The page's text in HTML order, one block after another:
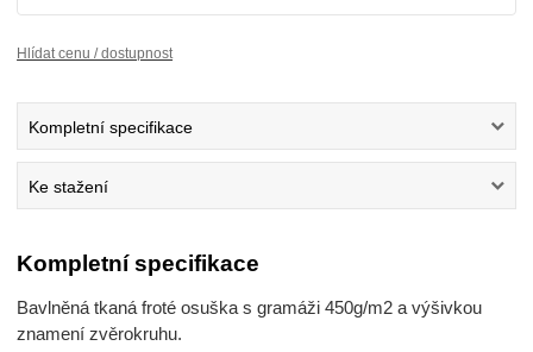
Hlídat cenu / dostupnost
Kompletní specifikace
Ke stažení
Kompletní specifikace
Bavlněná tkaná froté osuška s gramáži 450g/m2 a výšivkou
znamení zvěrokruhu.